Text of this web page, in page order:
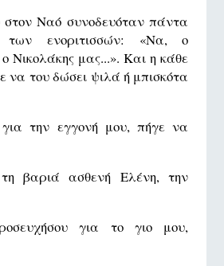
Ναό συνοδευόταν πάντα
των ενοριτισσών: «Να, ο
Νικολάκης μας...». Και η κάθε
να του δώσει ψιλά ή μπισκότα
την εγγονή μου, πήγε να
βαριά ασθενή Ελένη, την
για το γιο μου,